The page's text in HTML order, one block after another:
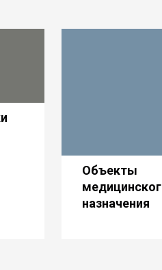
Объекты
назначения